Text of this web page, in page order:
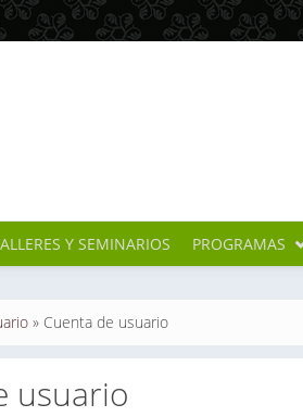
Y SEMINARIOS PROGRAMAS
aquí
» Cuenta de usuario
usuario